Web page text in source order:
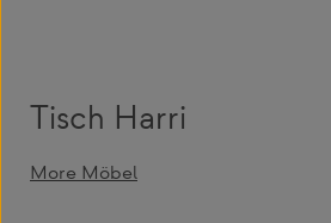
Tisch Harri
More Möbel